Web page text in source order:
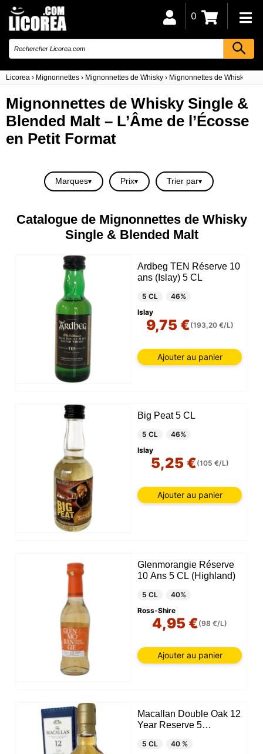
Licorea › Mignonnettes › Mignonnettes de Whisky › Mignonnettes de Whisky
0
Mignonnettes de Whisky Single &
Blended Malt – L’Âme de l’Écosse
en Petit Format
Marques Prix Trier par
Catalogue de Mignonnettes de Whisky
Single & Blended Malt
Ardbeg TEN Réserve 10
ans (Islay) 5 CL
5 CL
46%
Islay
9,75 €(193,20 €/L)
Ajouter au panier
Big Peat 5 CL
5 CL
46%
Islay
5,25 €(105 €/L)
Ajouter au panier
Glenmorangie Réserve
10 Ans 5 CL (Highland)
5 CL
40%
Ross-Shire
4,95 €(98 €/L)
Ajouter au panier
Macallan Double Oak 12
Year Reserve 5
5 CL
40 %